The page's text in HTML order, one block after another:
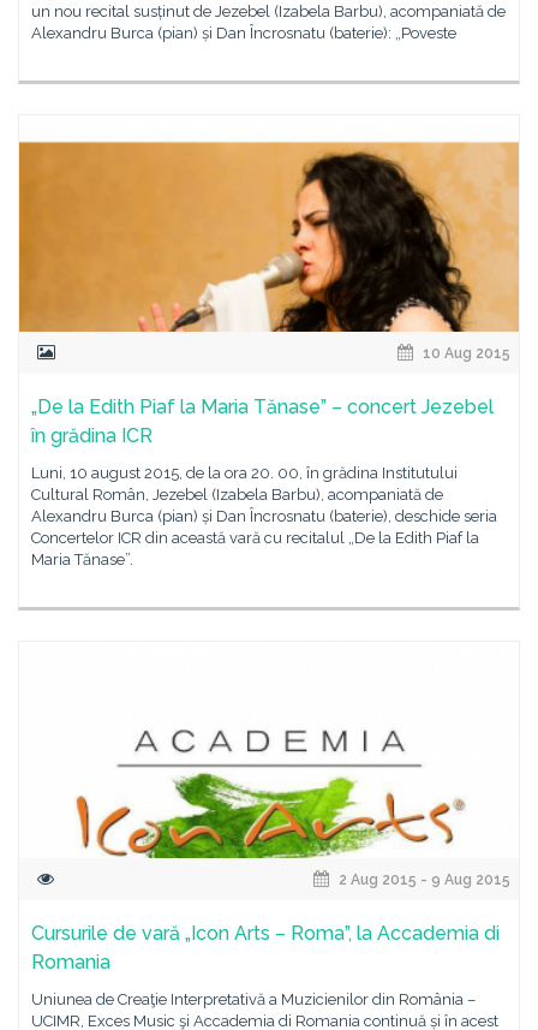
un nou recital susținut de Jezebel (Izabela Barbu), acompaniată de
Alexandru Burca (pian) și Dan Încrosnatu (baterie): „Poveste
10 Aug 2015
„De la Edith Piaf la Maria Tănase” – concert Jezebel
în grădina ICR
Luni, 10 august 2015, de la ora 20. 00, în grădina Institutului
Cultural Român, Jezebel (Izabela Barbu), acompaniată de
Alexandru Burca (pian) și Dan Încrosnatu (baterie), deschide seria
Concertelor ICR din această vară cu recitalul „De la Edith Piaf la
Maria Tănase”.
2 Aug 2015 - 9 Aug 2015
Cursurile de vară „Icon Arts – Roma”, la Accademia di
Romania
Uniunea de Creaţie Interpretativă a Muzicienilor din România –
UCIMR, Exces Music şi Accademia di Romania continuă și în acest